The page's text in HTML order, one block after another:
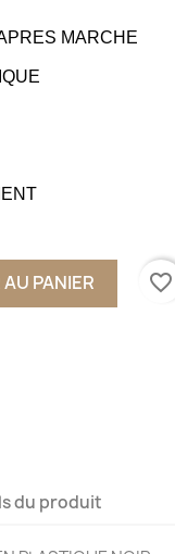
MARCHE
PANIER favorite_border
du produit